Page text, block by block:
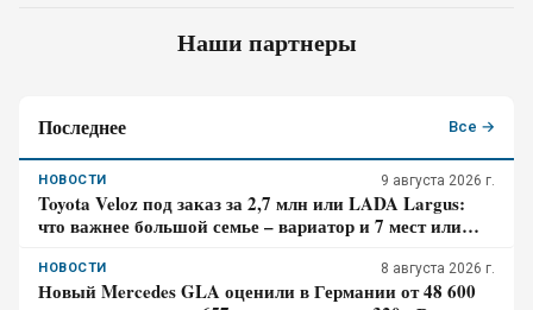
Наши партнеры
Последнее Все →
НОВОСТИ 9 августа 2026 г.
Toyota Veloz под заказ за 2,7 млн или LADA Largus:
что важнее большой семье – вариатор и 7 мест или
НОВОСТИ 8 августа 2026 г.
Новый Mercedes GLA оценили в Германии от 48 600